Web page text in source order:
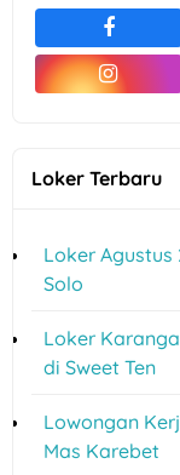
Loker Terbaru
Loker
Solo
Loker
di Sweet Ten
Lowongan
Mas Karebet